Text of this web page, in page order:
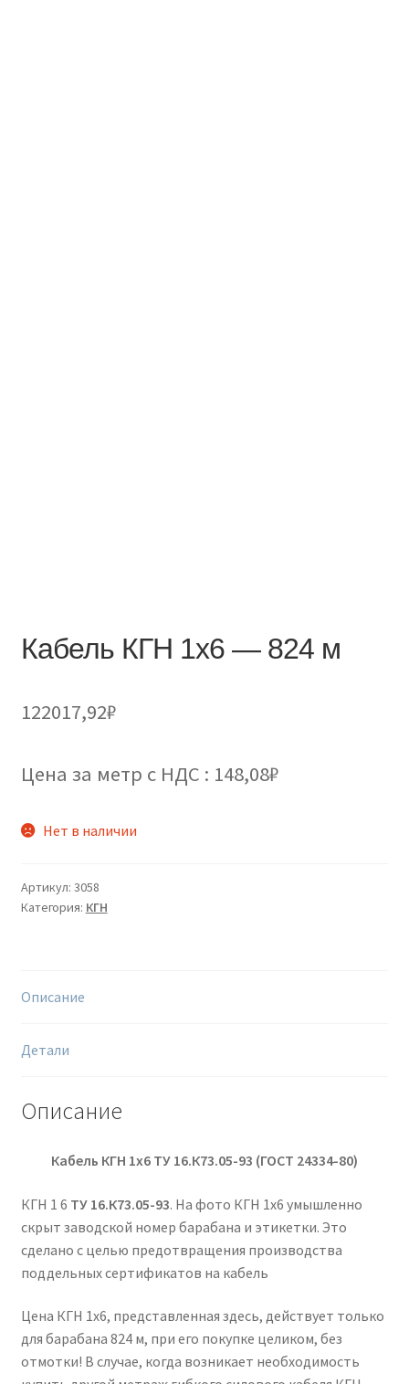
Кабель КГН 1х6 — 824 м
122017,92₽
Цена за метр с НДС : 148,08₽
Нет в наличии
Артикул: 3058
Категория: КГН
Описание
Детали
Описание
Кабель КГН 1х6 ТУ 16.К73.05-93 (ГОСТ 24334-80)
КГН 1 6 ТУ 16.К73.05-93. На фото КГН 1х6 умышленно
скрыт заводской номер барабана и этикетки. Это
сделано с целью предотвращения производства
поддельных сертификатов на кабель
Цена КГН 1х6, представленная здесь, действует только
для барабана 824 м, при его покупке целиком, без
отмотки! В случае, когда возникает необходимость